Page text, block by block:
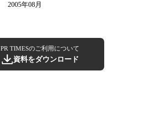
2005年08月
PR TIMESのご利用について
資料をダウンロード